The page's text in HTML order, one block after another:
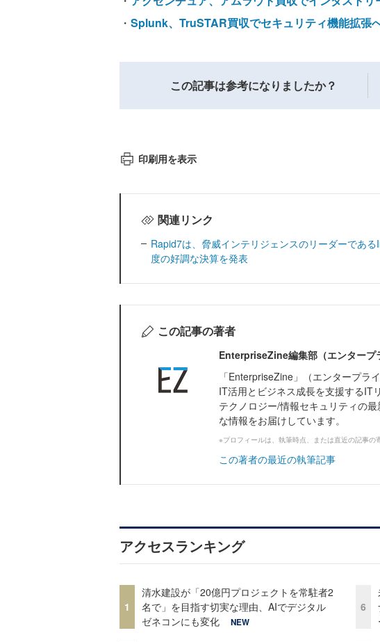
・ Splunk、TruSTAR買収でセキュリティ機能拡張
この記事は参考になりましたか？
印刷用を表示
関連リンク
Rapid7は、脅威インテリジェンスのリーダーであ
度の好調な決算を発表
この記事の著者
EnterpriseZine編集部（エンタープ
「EnterpriseZine」（エンタープラ
IT活用とビジネス成長を支援するIT
テクノロジー/情報セキュリティの
な情報をお届けしています。
※プロフィールは、執筆時点、または直近の記事の
この著者の最近の執筆記事
アクセスランキング
1
清水建設が「20億円プロジェクトを常駐者2
名で」を目指す切実な理由、AIでデジタル
ゼネコンにも変化
NEW
6